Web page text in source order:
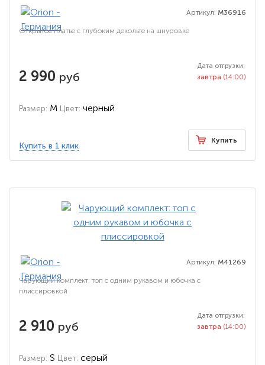
Артикул: M36916
Открытое платье с глубоким декольте на шнуровке
2 990 руб
Дата отгрузки:
завтра (14:00)
Размер: M Цвет: черный
Купить в 1 клик
Купить
Артикул: M41269
Чарующий комплект: топ с одним рукавом и юбочка с
плиссировкой
2 910 руб
Дата отгрузки:
завтра (14:00)
Размер: S Цвет: серый